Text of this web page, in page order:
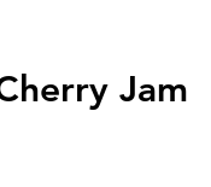
Jam